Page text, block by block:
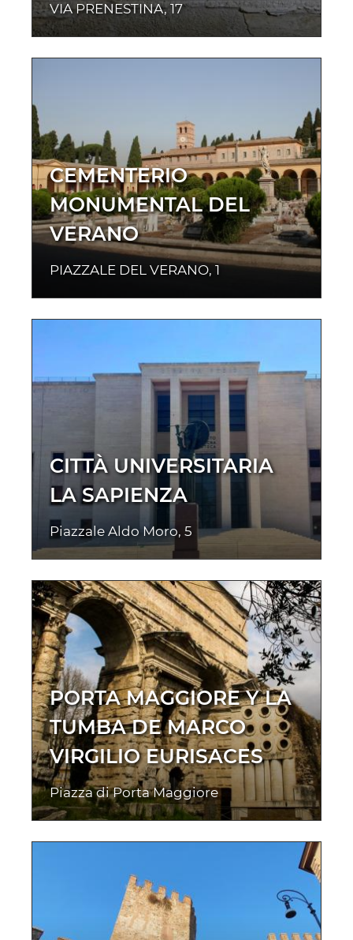
VIA PRENESTINA, 17
CEMENTERIO
MONUMENTAL DEL
VERANO
PIAZZALE DEL VERANO, 1
CITTÀ UNIVERSITARIA
LA SAPIENZA
Piazzale Aldo Moro, 5
PORTA MAGGIORE Y LA
TUMBA DE MARCO
VIRGILIO EURISACES
Piazza di Porta Maggiore